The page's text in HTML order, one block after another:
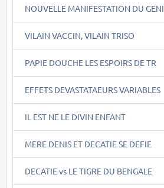
NOUVELLE MANIFESTATION DU GENI
VILAIN VACCIN, VILAIN TRISO
PAPIE DOUCHE LES ESPOIRS DE TR
EFFETS DEVASTATAEURS VARIABLES
IL EST NE LE DIVIN ENFANT
MERE DENIS ET DECATIE SE DEFIE
DECATIE vs LE TIGRE DU BENGALE